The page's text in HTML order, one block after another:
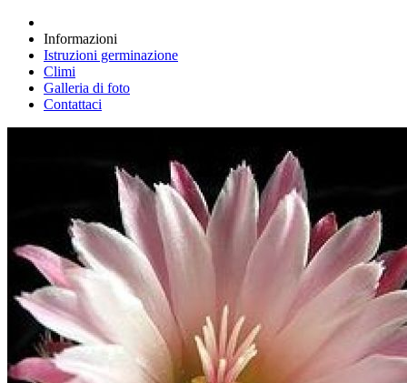
Informazioni
Istruzioni germinazione
Climi
Galleria di foto
Contattaci